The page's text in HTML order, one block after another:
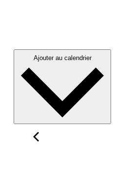
Ajouter au calendrier